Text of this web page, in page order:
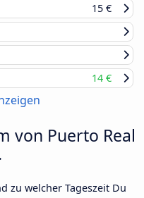
15 €
14 €
von Puerto Real
zu welcher Tageszeit Du